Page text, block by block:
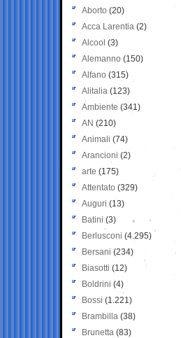
Aborto (20)
Acca Larentia (2)
Alcool (3)
Alemanno (150)
Alfano (315)
Alitalia (123)
Ambiente (341)
AN (210)
Animali (74)
Arancioni (2)
arte (175)
Attentato (329)
Auguri (13)
Batini (3)
Berlusconi (4.295)
Bersani (234)
Biasotti (12)
Boldrini (4)
Bossi (1.221)
Brambilla (38)
Brunetta (83)